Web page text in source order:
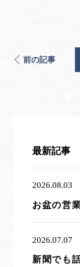
前の記事
最新記事
2026.08.03
お盆の営
2026.07.07
新聞でも